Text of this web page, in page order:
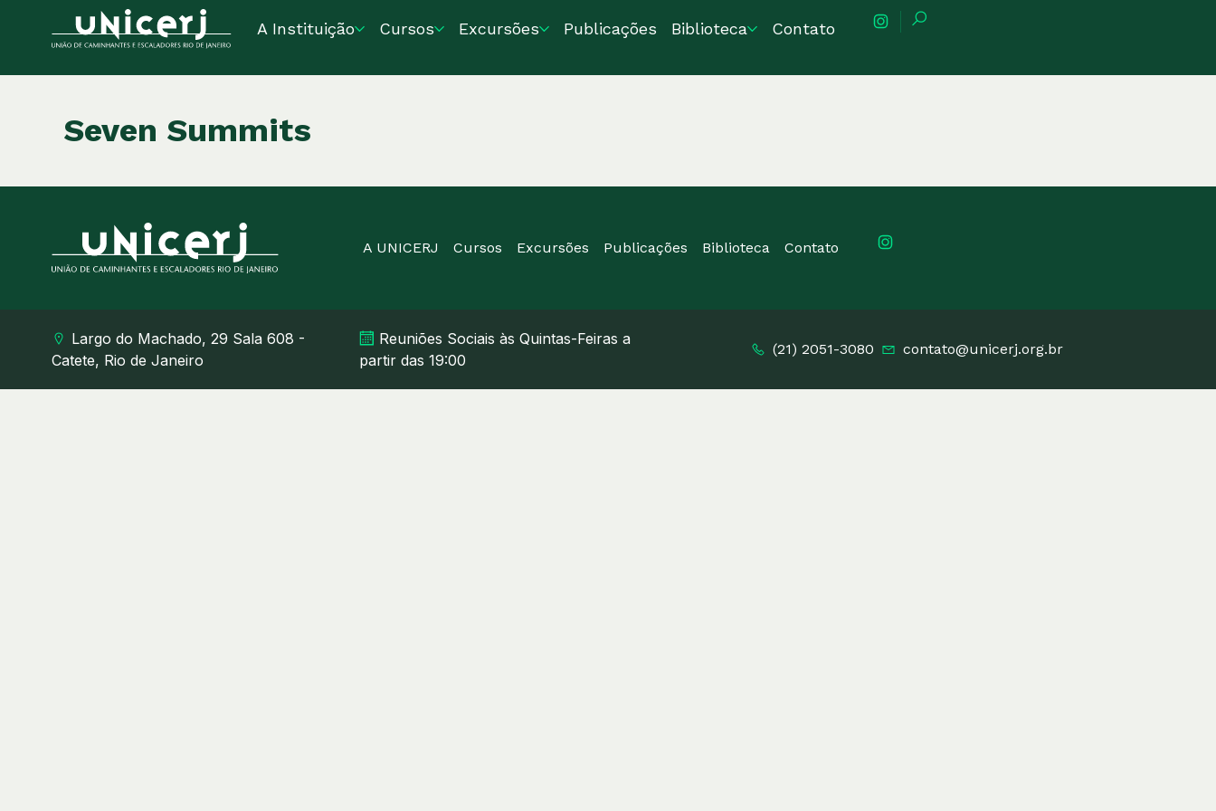
A Instituição Cursos Excursões Publicações Biblioteca Contato
Seven Summits
A UNICERJ Cursos Excursões Publicações Biblioteca Contato
Largo do Machado, 29 Sala 608 -
Catete, Rio de Janeiro
Reuniões Sociais às Quintas-Feiras a
partir das 19:00
(21) 2051-3080 contato@unicerj.org.br